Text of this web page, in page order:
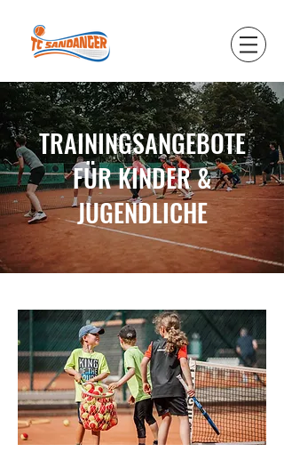
TRAININGSANGEBOTE
FÜR KINDER &
JUGENDLICHE